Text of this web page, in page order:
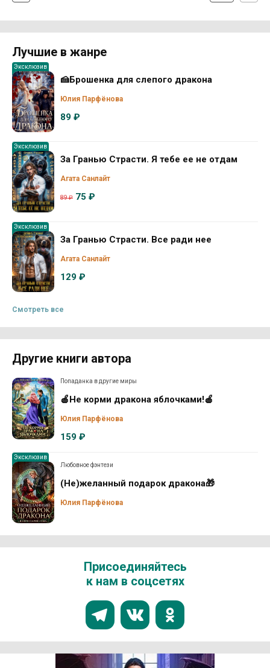
Лучшие в жанре
Эксклюзив
🍰Брошенка для слепого дракона
Юлия Парфёнова
89 ₽
Эксклюзив
За Гранью Страсти. Я тебе ее не отдам
Агата Санлайт
89 ₽ 75 ₽
Эксклюзив
За Гранью Страсти. Все ради нее
Агата Санлайт
129 ₽
Смотреть все
Другие книги автора
Попаданка в другие миры
🍎Не корми дракона яблочками!🍎
Юлия Парфёнова
159 ₽
Эксклюзив
Любовное фэнтези
(Не)желанный подарок дракона🎁
Юлия Парфёнова
Присоединяйтесь
к нам в соцсетях